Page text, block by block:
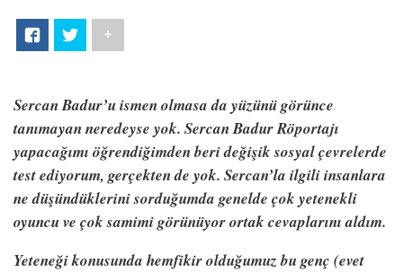
+
Sercan Badur’u ismen olmasa da yüzünü görünce
tanımayan neredeyse yok. Sercan Badur Röportajı
yapacağımı öğrendiğimden beri değişik sosyal çevrelerde
test ediyorum, gerçekten de yok. Sercan’la ilgili insanlara
ne düşündüklerini sorduğumda genelde çok yetenekli
oyuncu ve çok samimi görünüyor ortak cevaplarını aldım.
Yeteneği konusunda hemfikir olduğumuz bu genç (evet